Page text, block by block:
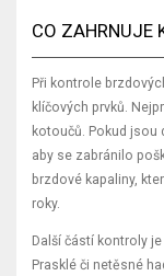
CO ZAHRNUJE
Při kontrole
klíčových prvků.
kotoučů. Pokud jsou
aby se zabránilo
brzdové kapaliny,
roky.
Další částí kontroly
Prasklé či netěsné